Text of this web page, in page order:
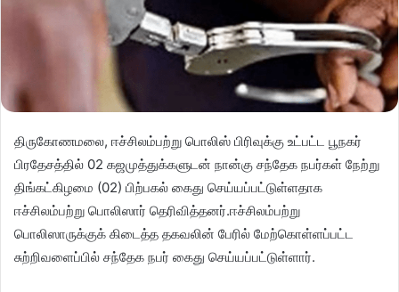
திருகோணமலை, ஈச்சிலம்பற்று பொலிஸ் பிரிவுக்கு உட்பட்ட பூநகர்
பிரதேசத்தில் 02 கஜமுத்துக்களுடன் நான்கு சந்தேக நபர்கள் நேற்று
திங்கட்கிழமை (02) பிற்பகல் கைது செய்யப்பட்டுள்ளதாக
ஈச்சிலம்பற்று பொலிஸார் தெரிவித்தனர்.ஈச்சிலம்பற்று
பொலிஸாருக்குக் கிடைத்த தகவலின் பேரில் மேற்கொள்ளப்பட்ட
சுற்றிவளைப்பில் சந்தேக நபர் கைது செய்யப்பட்டுள்ளார்.